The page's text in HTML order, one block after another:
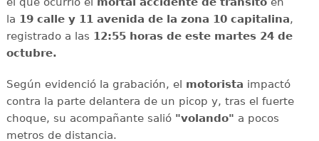
la 19 calle y 11 avenida de la zona 10 capitalina,
registrado a las 12:55 horas de este martes 24 de
octubre.
Según evidenció la grabación, el motorista impactó
contra la parte delantera de un picop y, tras el fuerte
choque, su acompañante salió"volando" a pocos
metros de distancia.